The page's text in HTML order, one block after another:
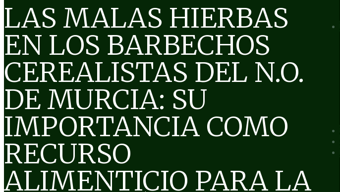
LAS MALAS HIERBAS
EN LOS BARBECHOS
CEREALISTAS DEL N.O.
DE MURCIA: SU
IMPORTANCIA COMO
RECURSO
ALIMENTICIO PARA LA